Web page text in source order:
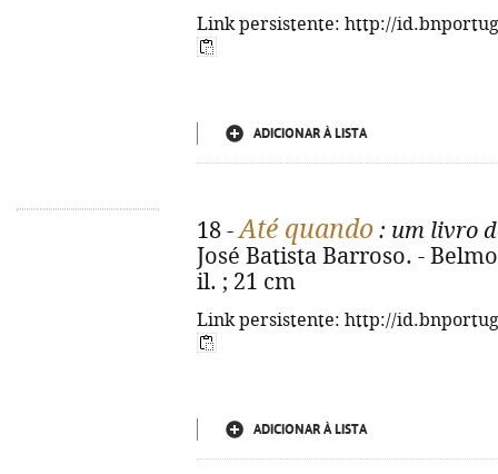
Link persistente: http://
ADICIONAR À LISTA
18 -Até quando : um livro
José Batista Barroso. -
il. ; 21 cm
Link persistente: http://
ADICIONAR À LISTA